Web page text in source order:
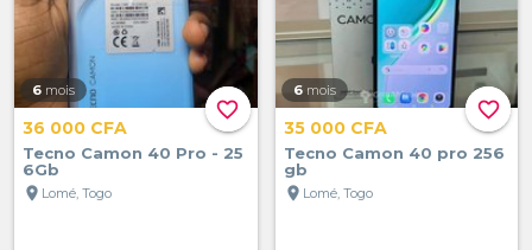
favorite_border
6 mois
36 000 CFA
Tecno Camon 40 Pro - 25
6Gb
location_on Lomé, Togo
favorite_border
6 mois
35 000 CFA
Tecno Camon 40 pro 256
gb
location_on Lomé, Togo